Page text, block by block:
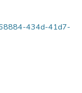
434d-41d7-